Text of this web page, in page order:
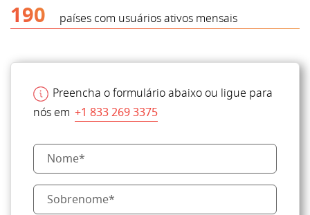
190 países com usuários ativos mensais
Preencha o formulário abaixo ou ligue para
nós em +1 833 269 3375